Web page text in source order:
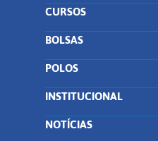
CURSOS
BOLSAS
POLOS
INSTITUCIONAL
NOTÍCIAS